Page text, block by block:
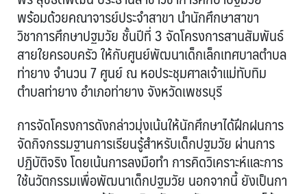
พร้อมด้วยคณาจารย์ประจำสาขา นำนักศึกษาสาขา
วิชาการศึกษาปฐมวัย ชั้นปีที่ 3 จัดโครงการสานสัมพันธ์
สายใยครอบครัว ให้กับศูนย์พัฒนาเด็กเล็กเทศบาลตำบล
ท่ายาง จำนวน 7 ศูนย์ ณ หอประชุมศาลเจ้าแม่ทับทิม
ตำบลท่ายาง อำเภอท่ายาง จังหวัดเพชรบุรี
การจัดโครงการดังกล่าวมุ่งเน้นให้นักศึกษาได้ฝึกฝนการ
จัดกิจกรรมฐานการเรียนรู้สำหรับเด็กปฐมวัย ผ่านการ
ปฏิบัติจริง โดยเน้นการลงมือทำ การคิดวิเคราะห์และการ
ใช้นวัตกรรมเพื่อพัฒนาเด็กปฐมวัย นอกจากนี้ ยังเป็นกา